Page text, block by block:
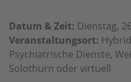
Datum & Zeit: Dienstag,
Veranstaltungsort:
Psychiatrische Dienste,
Solothurn oder virtuell